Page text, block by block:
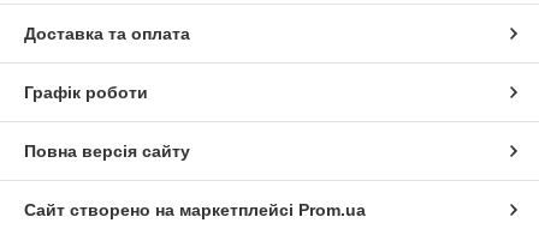
Доставка та оплата
Графік роботи
Повна версія сайту
Сайт створено на маркетплейсі Prom.ua